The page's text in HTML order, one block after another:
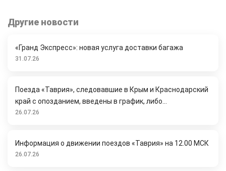
Другие новости
«Гранд Экспресс»: новая услуга доставки багажа
31.07.26
Поезда «Таврия», следовавшие в Крым и Краснодарский
край с опозданием, введены в график, либо...
26.07.26
Информация о движении поездов «Таврия» на 12.00 МСК
26.07.26